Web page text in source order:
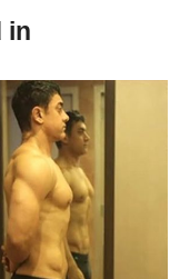
πουλιά και
δύσκολο
8 διαφορετικά
ολοκληρώσει, σε
τον στόχο του,
εις πέρας» την
επετεύχθη
in